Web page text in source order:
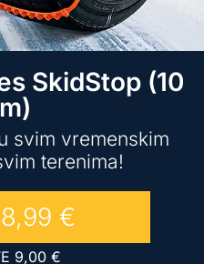
SkidStop (10
svim vremenskim
terenima!
€
9,00 €